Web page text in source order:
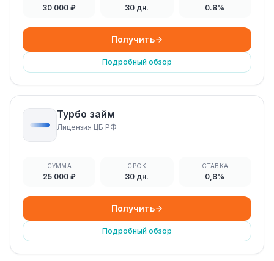
30 000 ₽ 30 дн. 0.8%
Получить
Подробный обзор
Турбо займ
Лицензия ЦБ РФ
СУММА
25 000 ₽
СРОК
30 дн.
СТАВКА
0,8%
Получить
Подробный обзор